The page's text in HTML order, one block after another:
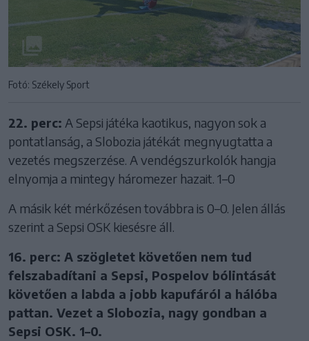
Fotó: Székely Sport
22. perc: A Sepsi játéka kaotikus, nagyon sok a
pontatlanság, a Slobozia játékát megnyugtatta a
vezetés megszerzése. A vendégszurkolók hangja
elnyomja a mintegy háromezer hazait. 1–0
A másik két mérkőzésen továbbra is 0–0. Jelen állás
szerint a Sepsi OSK kiesésre áll.
16. perc: A szögletet követően nem tud
felszabadítani a Sepsi, Pospelov bólintását
követően a labda a jobb kapufáról a hálóba
pattan. Vezet a Slobozia, nagy gondban a
Sepsi OSK. 1–0.